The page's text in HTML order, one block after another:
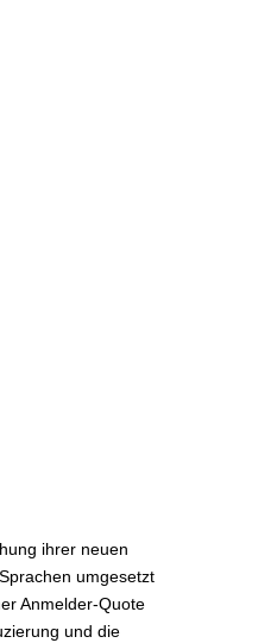
ihrer neuen
umgesetzt
Anmelder-Quote
und die